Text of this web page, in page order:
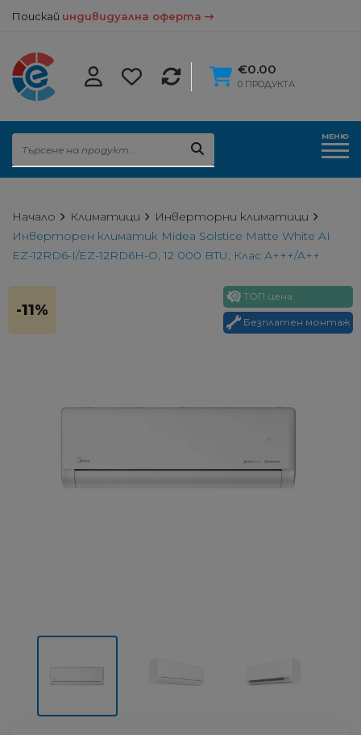
Поискай индивидуална оферта
€0.00
0 ПРОДУКТА
МЕНЮ
Начало Климатици
Инверторни климатици
Инверторен климатик Midea Solstice Matte White AI
EZ-12RD6-I/EZ-12RD6H-O, 12 000 BTU, Клас А+++/A++
-11%
ТОП цена
Безплатен монтаж